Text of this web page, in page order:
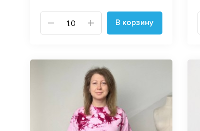
В корзину